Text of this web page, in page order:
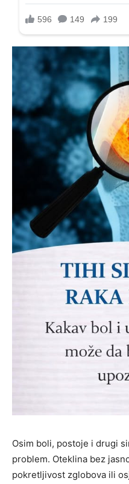
Osim boli, postoje i drugi
problem. Oteklina bez
pokretljivost zglobova ili